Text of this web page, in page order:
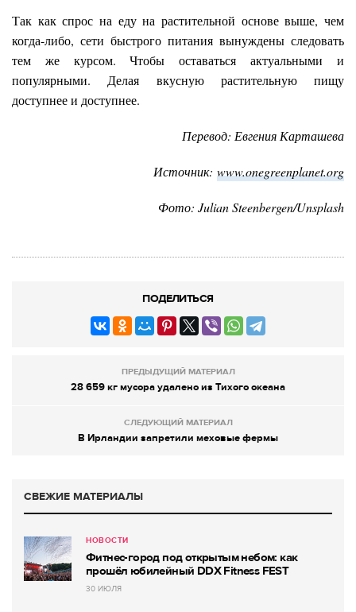
Так как спрос на еду на растительной основе выше, чем
когда-либо, сети быстрого питания вынуждены следовать
тем же курсом. Чтобы оставаться актуальными и
популярными. Делая вкусную растительную пищу
доступнее и доступнее.
Перевод: Евгения Карташева
Источник: www.onegreenplanet.org
Фото: Julian Steenbergen/Unsplash
ПОДЕЛИТЬСЯ
ПРЕДЫДУЩИЙ МАТЕРИАЛ
28 659 кг мусора удалено из Тихого океана
СЛЕДУЮЩИЙ МАТЕРИАЛ
В Ирландии запретили меховые фермы
СВЕЖИЕ МАТЕРИАЛЫ
НОВОСТИ
Фитнес-город под открытым небом: как
прошёл юбилейный DDX Fitness FEST
30 ИЮЛЯ